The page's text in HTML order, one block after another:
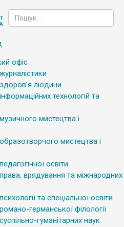
офіс
людини
технологій та
мистецтва і
мистецтва і
освіти
врядування та міжнародних
та спеціальної освіти
германської філології
гуманітарних наук